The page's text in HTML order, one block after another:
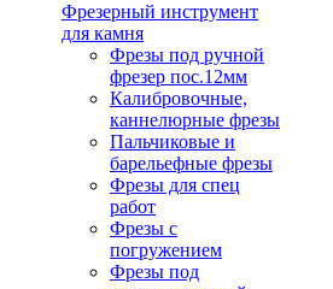
Фрезерный инструмент
для камня
Фрезы под ручной
фрезер пос.12мм
Калибровочные,
каннелюрные фрезы
Пальчиковые и
барельефные фрезы
Фрезы для спец
работ
Фрезы с
погружением
Фрезы под